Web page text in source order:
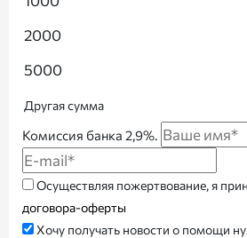
2000
5000
Другая сумма
Комиссия банка 2,9%.
Осуществляя пожертвование, я
договора-оферты
Хочу получать новости о помощи